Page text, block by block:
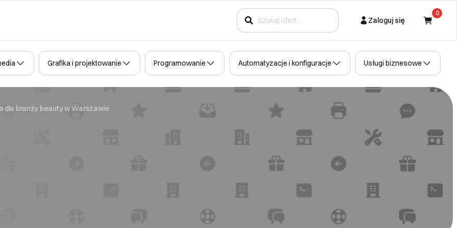
Zaloguj się
Kupujący
0
Grafika i projektowanie Programowanie Automatyzacje i konfiguracje Usługi biznesowe
dla branży beauty w Warszawie